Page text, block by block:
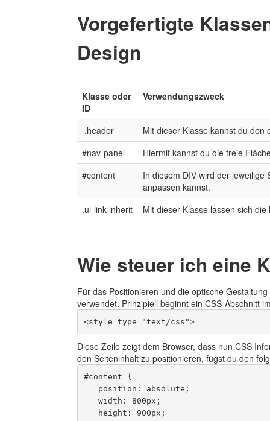
Vorgefertigte
Design
Klasse oder
ID
Verwendungszweck
.header
Mit dieser Klasse kannst du den
#nav-panel
Hiermit kannst du die freie
#content
In diesem DIV wird der
anpassen kannst.
.ui-link-inherit
Mit dieser Klasse lassen sich
Wie steuer ich eine
Für das Positionieren und die optische
verwendet. Prinzipiell beginnt ein CSS-Abschnitt
<style type="text/css">
Diese Zeile zeigt dem Browser, dass nun CSS
den Seiteninhalt zu positionieren, fügst du den
#content {
position: absolute;
width: 800px;
height: 900px;